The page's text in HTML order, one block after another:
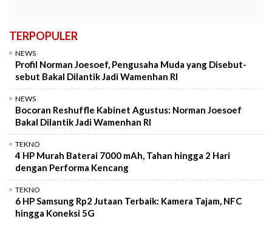
TERPOPULER
NEWS
Profil Norman Joesoef, Pengusaha Muda yang Disebut-
sebut Bakal Dilantik Jadi Wamenhan RI
NEWS
Bocoran Reshuffle Kabinet Agustus: Norman Joesoef
Bakal Dilantik Jadi Wamenhan RI
TEKNO
4 HP Murah Baterai 7000 mAh, Tahan hingga 2 Hari
dengan Performa Kencang
TEKNO
6 HP Samsung Rp2 Jutaan Terbaik: Kamera Tajam, NFC
hingga Koneksi 5G